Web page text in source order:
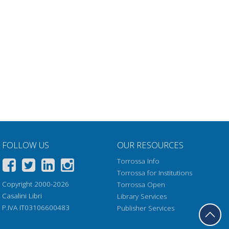
FOLLOW US
Copyright 2000-2026
Casalini Libri
P.IVA IT03106600483
OUR RESOURCES
Torrossa Info
Torrossa for Institutions
Torrossa Open
Library Services
Publisher Services